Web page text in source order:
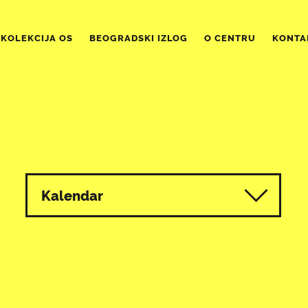
KOLEKCIJA OS BEOGRADSKI IZLOG O CENTRU
Kalendar